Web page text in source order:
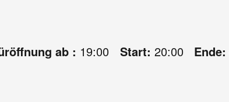
ab : 19:00 Start: 20:00 Ende: